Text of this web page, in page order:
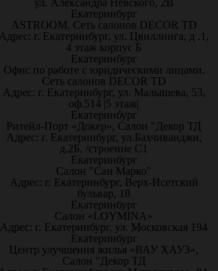
ул. Александра Невского, 2В
Екатеринбург
ASTROOM. Сеть салонов DECOR TD
г. Екатеринбург, ул. Цвиллинга, д .1,
4 этаж корпус Б
Екатеринбург
Офис по работе с юридическими лицами.
Сеть салонов DECOR TD
Адрес: г. Екатеринбург, ул. Малышева, 53,
оф.514 |5 этаж|
Екатеринбург
Ритейл-Порт «Докер», Салон "Декор ТД
Адрес: г. Екатеринбург, ул.Бахчиванджи,
д.2Б, /строение С1
Екатеринбург
Салон "Сан Марко"
Адрес: г. Екатеринбург, Верх-Исетский
бульвар, 18
Екатеринбург
Салон «LOYMINA»
Адрес: г. Екатеринбург, ул. Московская 194
Екатеринбург
Центр улучшения жилья «ВАУ ХАУЗ»,
Салон "Декор ТД